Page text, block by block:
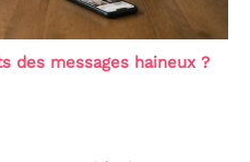
des messages haineux ?